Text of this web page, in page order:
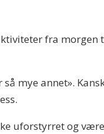
fra morgen
mye annet».
uforstyrret og